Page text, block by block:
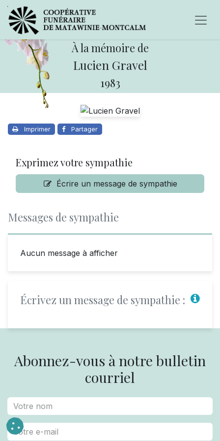
À la mémoire de
Lucien Gravel
1983
Imprimer Partager
Exprimez votre sympathie
Écrire un message de sympathie
Messages de sympathie
Aucun message à afficher
Écrivez un message de sympathie :
Abonnez-vous à notre bulletin
courriel